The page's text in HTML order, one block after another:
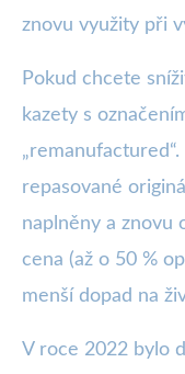
znovu využity při
Pokud chcete
kazety s
repasované
naplněny a znovu
cena (až o 50 %
menší dopad na
V roce 2022 bylo